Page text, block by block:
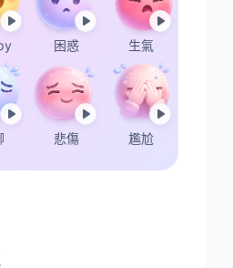
困惑 生氣
悲傷 尷尬